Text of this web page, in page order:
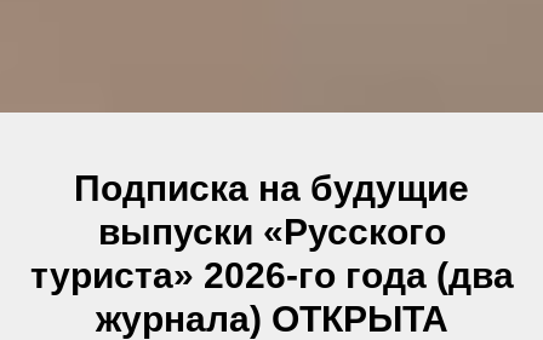
Подписка на будущие
выпуски «Русского
туриста» 2026-го года (два
журнала) ОТКРЫТА